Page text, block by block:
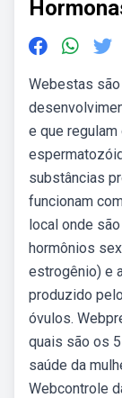
Webestas
e que
substâncias
funcionam
local onde
hormônios
estrogênio) e
produzido
óvulos.
quais são os
saúde da
Webcontrole